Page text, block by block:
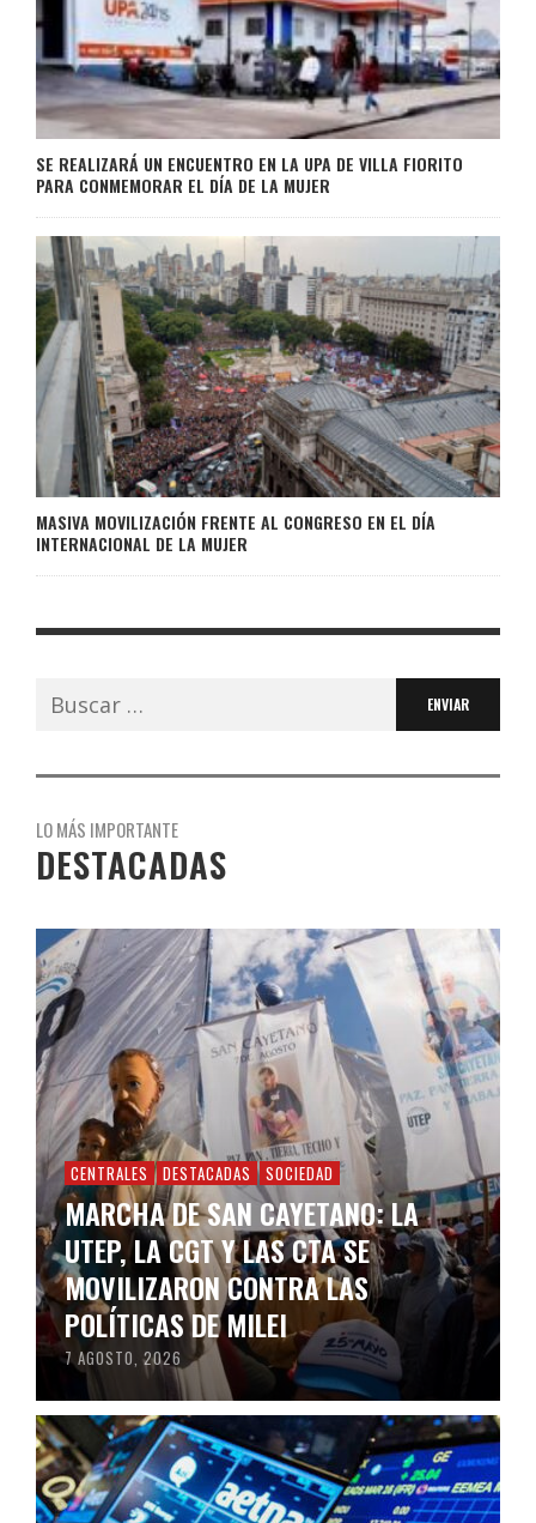
SE REALIZARÁ UN ENCUENTRO EN LA UPA DE VILLA FIORITO
PARA CONMEMORAR EL DÍA DE LA MUJER
MASIVA MOVILIZACIÓN FRENTE AL CONGRESO EN EL DÍA
INTERNACIONAL DE LA MUJER
Buscar:
LO MÁS IMPORTANTE
DESTACADAS
CENTRALES DESTACADAS SOCIEDAD
MARCHA DE SAN CAYETANO: LA
UTEP, LA CGT Y LAS CTA SE
MOVILIZARON CONTRA LAS
POLÍTICAS DE MILEI
7 AGOSTO, 2026